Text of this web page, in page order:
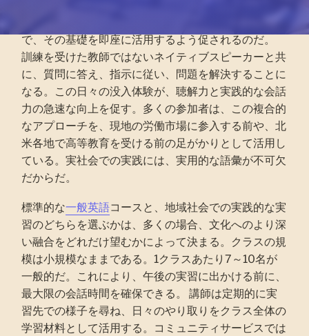
れる。そこにボランティア活動を組み合わせること
で、その基礎を即座に活用するよう促されるのだ。
訓練を受けた教師ではないネイティブスピーカーと共
に、質問に答え、指示に従い、問題を解決することに
なる。この日々の没入体験が、聴解力と実践的な会話
力の急速な向上を促す。多くの参加者は、この複合的
なアプローチを、現地の労働市場に参入する前や、北
米各地で高等教育を受ける前の足がかりとして活用し
ている。実社会での実践には、実用的な語彙が不可欠
だからだ。
標準的な一般英語コースと、地域社会での実践的な実
習のどちらを選ぶかは、多くの場合、文化へのより深
い融合をどれだけ望むかによって決まる。クラスの規
模は小規模なままである。1クラスあたり7～10名が
一般的だ。これにより、午後の実習に出かける前に、
最大限の会話時間を確保できる。 講師は定期的に実
習先での様子を尋ね、日々のやり取りをクラス全体の
学習材料として活用する。コミュニティサービスでは